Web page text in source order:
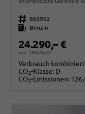
Fahrzeugnr. 865962
Kraftstoff
Benzin
24.290,– €
incl. 19% MwSt.
Verbrauch
CO2-Klasse: D
CO2-Emissionen: